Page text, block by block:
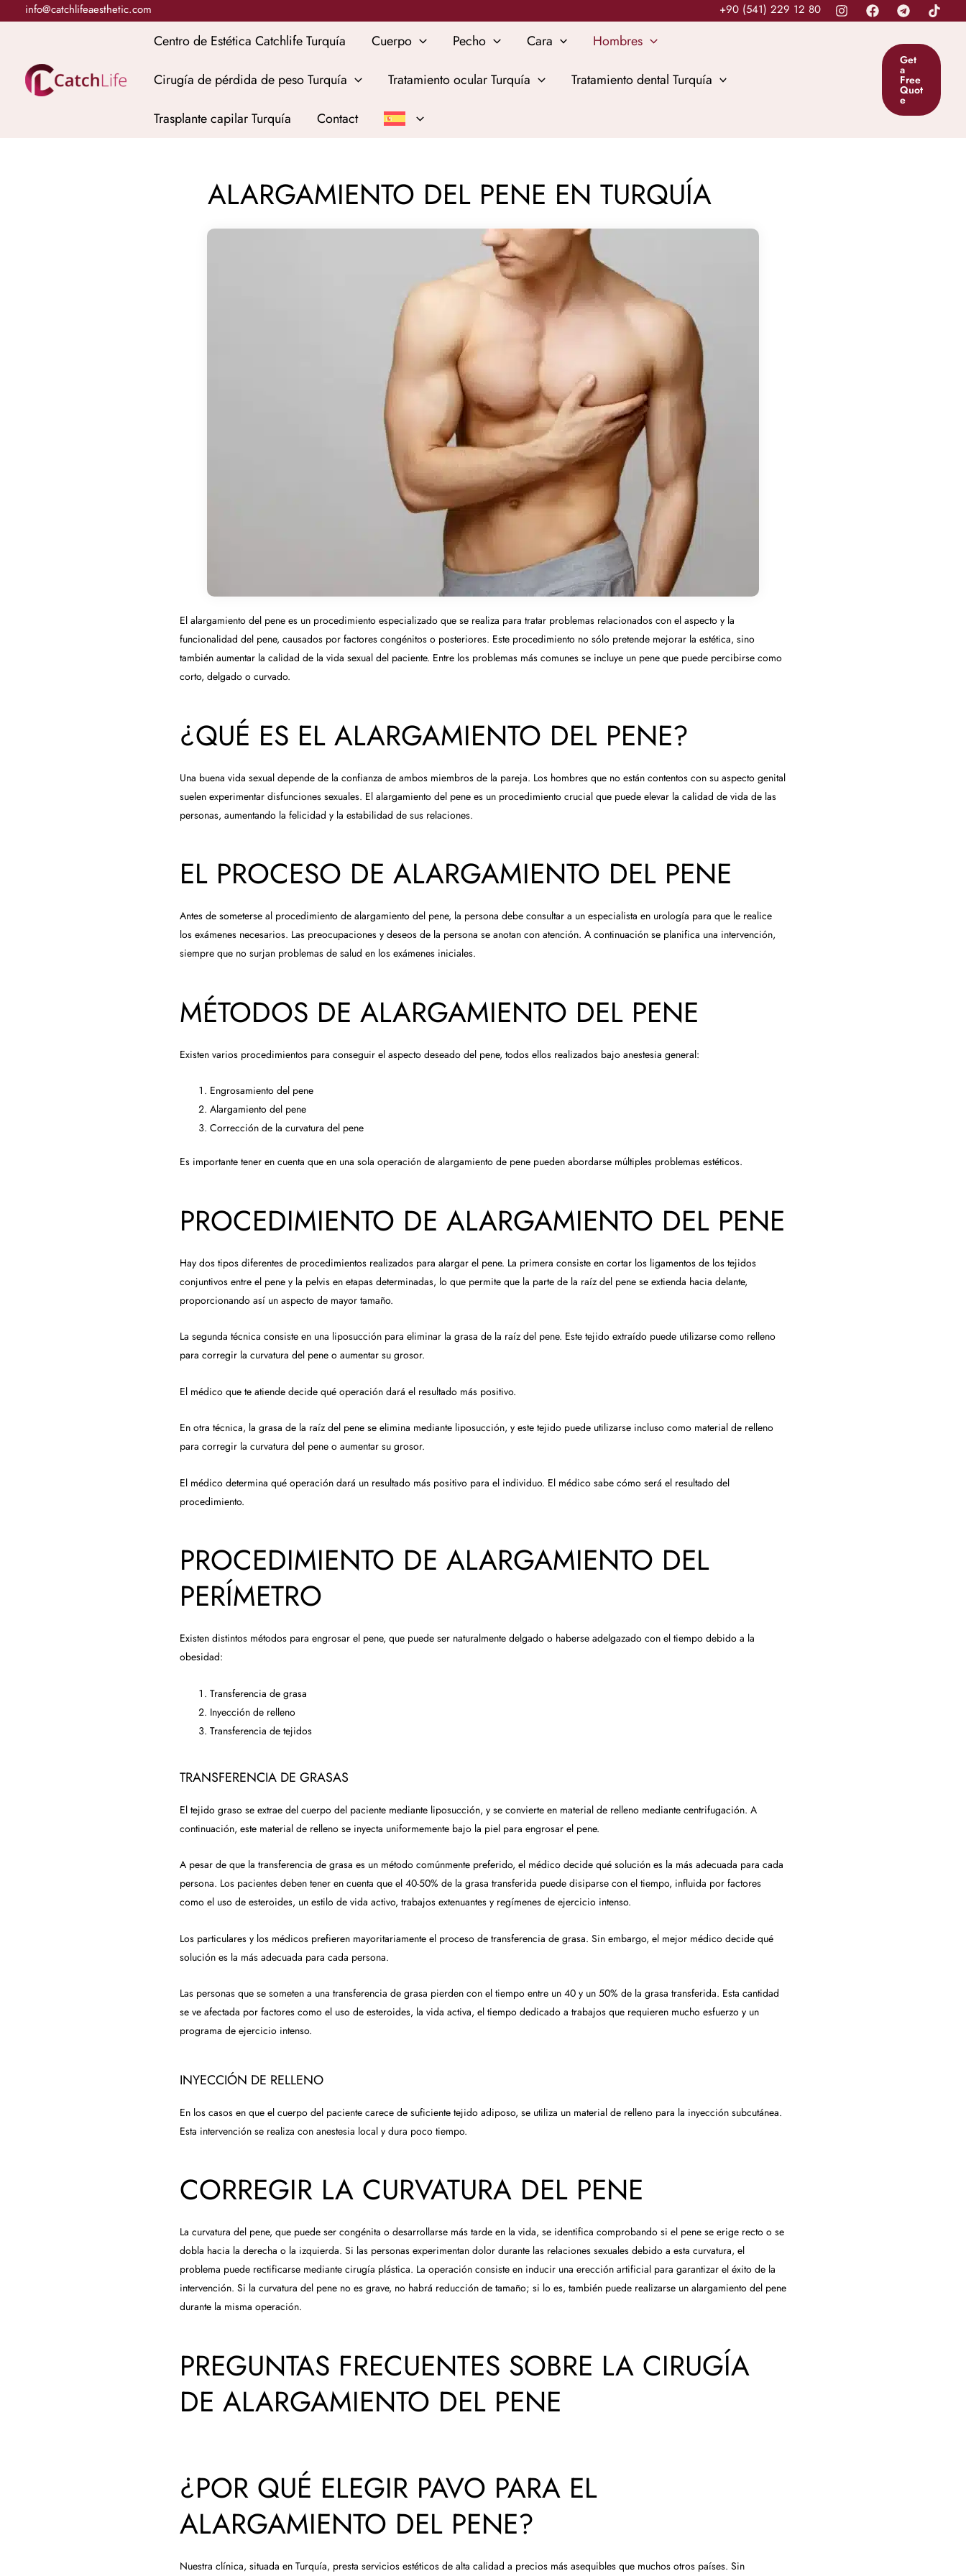
info@catchlifeaesthetic.com +90 (541) 229 12 80
Centro de Estética Catchlife Turquía Cuerpo Pecho Cara Hombres
Cirugía de pérdida de peso Turquía Tratamiento ocular Turquía Tratamiento dental Turquía
Trasplante capilar Turquía Contact
Get
a
Free
Quot
e
ALARGAMIENTO DEL PENE EN TURQUÍA
El alargamiento del pene es un procedimiento especializado que se realiza para tratar problemas relacionados con el aspecto y la
funcionalidad del pene, causados por factores congénitos o posteriores. Este procedimiento no sólo pretende mejorar la estética, sino
también aumentar la calidad de la vida sexual del paciente. Entre los problemas más comunes se incluye un pene que puede percibirse como
corto, delgado o curvado.
¿QUÉ ES EL ALARGAMIENTO DEL PENE?
Una buena vida sexual depende de la confianza de ambos miembros de la pareja. Los hombres que no están contentos con su aspecto genital
suelen experimentar disfunciones sexuales. El alargamiento del pene es un procedimiento crucial que puede elevar la calidad de vida de las
personas, aumentando la felicidad y la estabilidad de sus relaciones.
EL PROCESO DE ALARGAMIENTO DEL PENE
Antes de someterse al procedimiento de alargamiento del pene, la persona debe consultar a un especialista en urología para que le realice
los exámenes necesarios. Las preocupaciones y deseos de la persona se anotan con atención. A continuación se planifica una intervención,
siempre que no surjan problemas de salud en los exámenes iniciales.
MÉTODOS DE ALARGAMIENTO DEL PENE
Existen varios procedimientos para conseguir el aspecto deseado del pene, todos ellos realizados bajo anestesia general:
Engrosamiento del pene
Alargamiento del pene
Corrección de la curvatura del pene
Es importante tener en cuenta que en una sola operación de alargamiento de pene pueden abordarse múltiples problemas estéticos.
PROCEDIMIENTO DE ALARGAMIENTO DEL PENE
Hay dos tipos diferentes de procedimientos realizados para alargar el pene. La primera consiste en cortar los ligamentos de los tejidos
conjuntivos entre el pene y la pelvis en etapas determinadas, lo que permite que la parte de la raíz del pene se extienda hacia delante,
proporcionando así un aspecto de mayor tamaño.
La segunda técnica consiste en una liposucción para eliminar la grasa de la raíz del pene. Este tejido extraído puede utilizarse como relleno
para corregir la curvatura del pene o aumentar su grosor.
El médico que te atiende decide qué operación dará el resultado más positivo.
En otra técnica, la grasa de la raíz del pene se elimina mediante liposucción, y este tejido puede utilizarse incluso como material de relleno
para corregir la curvatura del pene o aumentar su grosor.
El médico determina qué operación dará un resultado más positivo para el individuo. El médico sabe cómo será el resultado del
procedimiento.
PROCEDIMIENTO DE ALARGAMIENTO DEL
PERÍMETRO
Existen distintos métodos para engrosar el pene, que puede ser naturalmente delgado o haberse adelgazado con el tiempo debido a la
obesidad:
Transferencia de grasa
Inyección de relleno
Transferencia de tejidos
TRANSFERENCIA DE GRASAS
El tejido graso se extrae del cuerpo del paciente mediante liposucción, y se convierte en material de relleno mediante centrifugación. A
continuación, este material de relleno se inyecta uniformemente bajo la piel para engrosar el pene.
A pesar de que la transferencia de grasa es un método comúnmente preferido, el médico decide qué solución es la más adecuada para cada
persona. Los pacientes deben tener en cuenta que el 40-50% de la grasa transferida puede disiparse con el tiempo, influida por factores
como el uso de esteroides, un estilo de vida activo, trabajos extenuantes y regímenes de ejercicio intenso.
Los particulares y los médicos prefieren mayoritariamente el proceso de transferencia de grasa. Sin embargo, el mejor médico decide qué
solución es la más adecuada para cada persona.
Las personas que se someten a una transferencia de grasa pierden con el tiempo entre un 40 y un 50% de la grasa transferida. Esta cantidad
se ve afectada por factores como el uso de esteroides, la vida activa, el tiempo dedicado a trabajos que requieren mucho esfuerzo y un
programa de ejercicio intenso.
INYECCIÓN DE RELLENO
En los casos en que el cuerpo del paciente carece de suficiente tejido adiposo, se utiliza un material de relleno para la inyección subcutánea.
Esta intervención se realiza con anestesia local y dura poco tiempo.
CORREGIR LA CURVATURA DEL PENE
La curvatura del pene, que puede ser congénita o desarrollarse más tarde en la vida, se identifica comprobando si el pene se erige recto o se
dobla hacia la derecha o la izquierda. Si las personas experimentan dolor durante las relaciones sexuales debido a esta curvatura, el
problema puede rectificarse mediante cirugía plástica. La operación consiste en inducir una erección artificial para garantizar el éxito de la
intervención. Si la curvatura del pene no es grave, no habrá reducción de tamaño; si lo es, también puede realizarse un alargamiento del pene
durante la misma operación.
PREGUNTAS FRECUENTES SOBRE LA CIRUGÍA
DE ALARGAMIENTO DEL PENE
¿POR QUÉ ELEGIR PAVO PARA EL
ALARGAMIENTO DEL PENE?
Nuestra clínica, situada en Turquía, presta servicios estéticos de alta calidad a precios más asequibles que muchos otros países. Sin